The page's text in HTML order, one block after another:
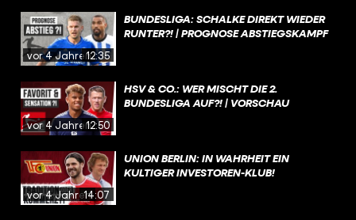
vor 4 Jahren12:35
BUNDESLIGA: SCHALKE DIREKT WIEDER
RUNTER?! | PROGNOSE ABSTIEGSKAMPF
vor 4 Jahren12:50
HSV & CO.: WER MISCHT DIE 2.
BUNDESLIGA AUF?! | VORSCHAU
vor 4 Jahren14:07
UNION BERLIN: IN WAHRHEIT EIN
KULTIGER INVESTOREN-KLUB!